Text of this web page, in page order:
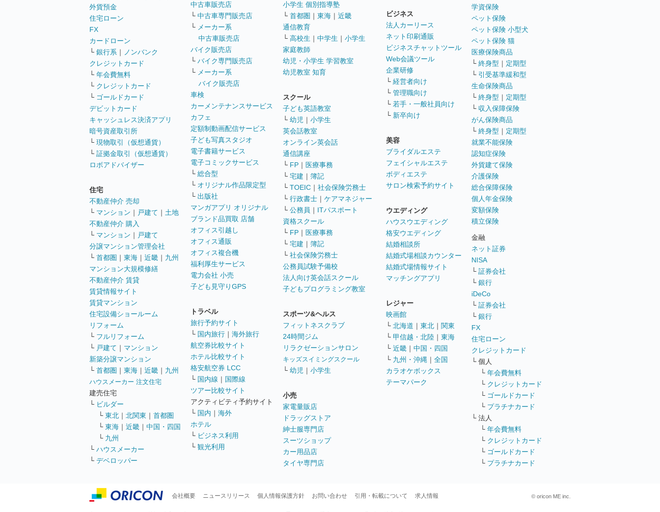
外貨預金
住宅ローン
FX
カードローン
└ 銀行系 ｜
ノンバンク
クレジットカード
└ 年会費無料
└ クレジットカード
└ ゴールドカード
デビットカード
キャッシュレス決済アプリ
暗号資産取引所
└ 現物取引（仮想通貨）
└ 証拠金取引（仮想通貨）
ロボアドバイザー
住宅
不動産仲介 売却
└ マンション ｜ 戸建て ｜ 土地
不動産仲介 購入
└ マンション ｜ 戸建て
分譲マンション管理会社
└ 首都圏 ｜ 東海 ｜ 近畿 ｜ 九州
マンション大規模修繕
不動産仲介 賃貸
賃貸情報サイト
賃貸マンション
住宅設備ショールーム
リフォーム
└ フルリフォーム
└ 戸建て ｜ マンション
新築分譲マンション
└ 首都圏 ｜ 東海 ｜ 近畿 ｜ 九州
ハウスメーカー 注文住宅
建売住宅
└ ビルダー
└ 東北 ｜ 北関東 ｜ 首都圏
└ 東海 ｜ 近畿 ｜ 中国・四国
└ 九州
└ ハウスメーカー
└ デベロッパー
中古車販売店
└ 中古車専門販売店
└ メーカー系
中古車販売店
バイク販売店
└ バイク専門販売店
└ メーカー系
バイク販売店
車検
カーメンテナンスサービス
カフェ
定額制動画配信サービス
子ども写真スタジオ
電子書籍サービス
電子コミックサービス
└ 総合型
└ オリジナル作品限定型
└ 出版社
マンガアプリ オリジナル
ブランド品買取 店舗
オフィス引越し
オフィス通販
オフィス複合機
福利厚生サービス
電力会社 小売
子ども見守りGPS
トラベル
旅行予約サイト
└ 国内旅行 ｜ 海外旅行
航空券比較サイト
ホテル比較サイト
格安航空券 LCC
└ 国内線 ｜ 国際線
ツアー比較サイト
アクティビティ予約サイト
└ 国内 ｜ 海外
ホテル
└ ビジネス利用
└ 観光利用
小学生 個別指導塾
└ 首都圏 ｜ 東海 ｜ 近畿
通信教育
└ 高校生 ｜ 中学生 ｜ 小学生
家庭教師
幼児・小学生 学習教室
幼児教室 知育
スクール
子ども英語教室
└ 幼児 ｜ 小学生
英会話教室
オンライン英会話
通信講座
└ FP ｜ 医療事務
└ 宅建 ｜ 簿記
└ TOEIC ｜ 社会保険労務士
└ 行政書士 ｜ ケアマネジャー
└ 公務員 ｜ ITパスポート
資格スクール
└ FP ｜ 医療事務
└ 宅建 ｜ 簿記
└ 社会保険労務士
公務員試験予備校
法人向け英会話スクール
子どもプログラミング教室
スポーツ&ヘルス
フィットネスクラブ
24時間ジム
リラクゼーションサロン
キッズスイミングスクール
└ 幼児 ｜ 小学生
小売
家電量販店
ドラッグストア
紳士服専門店
スーツショップ
カー用品店
タイヤ専門店
ビジネス
法人カーリース
ネット印刷通販
ビジネスチャットツール
Web会議ツール
企業研修
└ 経営者向け
└ 管理職向け
└ 若手・一般社員向け
└ 新卒向け
美容
ブライダルエステ
フェイシャルエステ
ボディエステ
サロン検索予約サイト
ウエディング
ハウスウエディング
格安ウエディング
結婚相談所
結婚式場相談カウンター
結婚式場情報サイト
マッチングアプリ
レジャー
映画館
└ 北海道 ｜ 東北 ｜ 関東
└ 甲信越・北陸 ｜ 東海
└ 近畿 ｜ 中国・四国
└ 九州・沖縄 ｜ 全国
カラオケボックス
テーマパーク
学資保険
ペット保険
ペット保険 小型犬
ペット保険 猫
医療保険商品
└ 終身型 ｜ 定期型
└ 引受基準緩和型
生命保険商品
└ 終身型 ｜ 定期型
└ 収入保障保険
がん保険商品
└ 終身型 ｜ 定期型
就業不能保険
認知症保険
外貨建て保険
介護保険
総合保障保険
個人年金保険
変額保険
積立保険
金融
ネット証券
NISA
└ 証券会社
└ 銀行
iDeCo
└ 証券会社
└ 銀行
FX
住宅ローン
クレジットカード
└ 個人
└ 年会費無料
└ クレジットカード
└ ゴールドカード
└ プラチナカード
└ 法人
└ 年会費無料
└ クレジットカード
└ ゴールドカード
└ プラチナカード
会社概要 ニュースリリース 個人情報保護方針 お問い合わせ 引用・転載について 求人情報 © oricon ME inc.